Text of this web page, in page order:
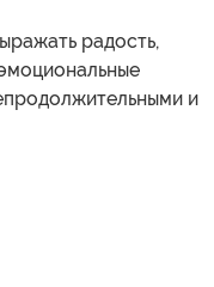
радость,
и